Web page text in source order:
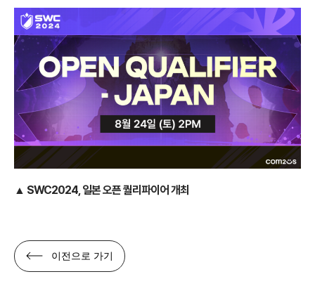
▲ SWC2024, 일본 오픈 퀄리파이어 개최
이전으로 가기